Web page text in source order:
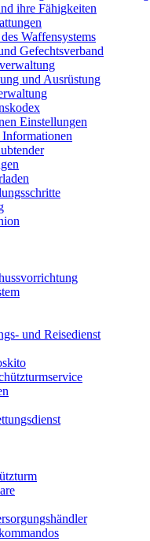
ihre Fähigkeiten
Waffensystems
Gefechtsverband
und Ausrüstung
Einstellungen
und Reisedienst